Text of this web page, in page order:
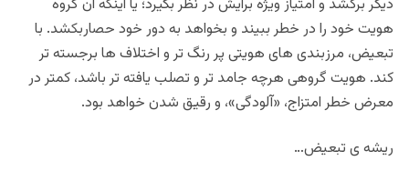
دیگر برکشد و امتیاز ویژه برایش در نظر بگیرد؛ یا اینکه آن گروه
هویت خود را در خطر ببیند و بخواهد به دور خود حصاربکشد. با
تبعیض، مرزبندی های هویتی پر رنگ تر و اختلاف ها برجسته تر
کند. هویت گروهی هرچه جامد تر و تصلب یافته تر باشد، کمتر در
معرض خطر امتزاج، «آلودگی»، و رقیق شدن خواهد بود.
ریشه ی تبعیض…